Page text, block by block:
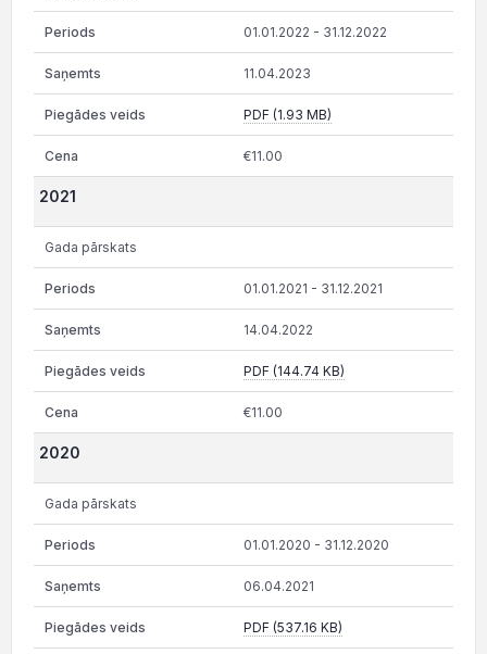
01.01.2022 - 31.12.2022
11.04.2023
PDF (1.93 MB)
€11.00
2021
Gada pārskats
01.01.2021 - 31.12.2021
14.04.2022
PDF (144.74 KB)
€11.00
2020
Gada pārskats
01.01.2020 - 31.12.2020
06.04.2021
PDF (537.16 KB)